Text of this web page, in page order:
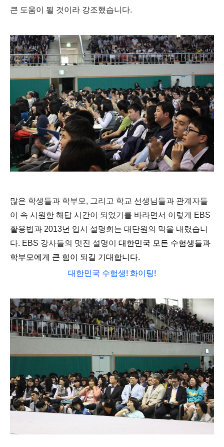
큰 도움이 될 것이라 강조했습니다.
많은 학생들과 학부모, 그리고 학교 선생님들과 관계자들
이 속 시원한 해답 시간이 되었기를 바라면서 이렇게 EBS
활용법과 2013년 입시 설명회는 대단원의 막을 내렸습니
다. EBS 강사들의 멋진 설명이 대 한민국 모든 수험생들과
학부모에게 큰 힘이 되길 기대합니다.
대한민국 수험생! 화이팅!